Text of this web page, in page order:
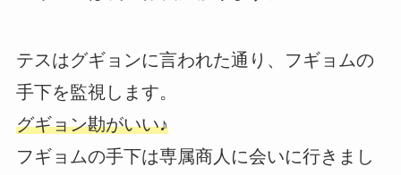
テスはグギョンに言われた通り、フギョムの
手下を監視します。
グギョン勘がいい♪
フギョムの手下は専属商人に会いに行きまし